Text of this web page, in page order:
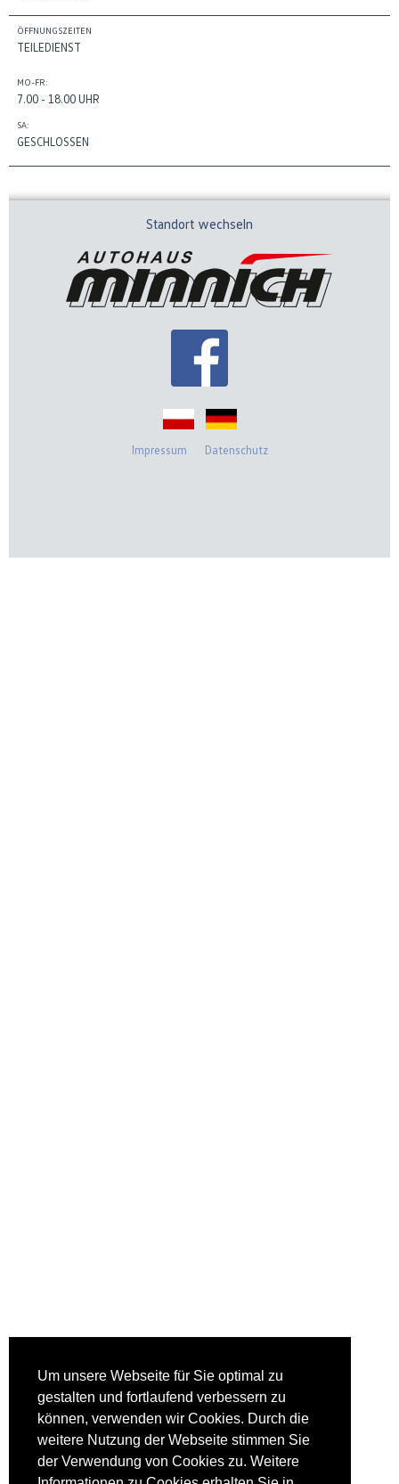
Um unsere Webseite für Sie optimal zu
gestalten und fortlaufend verbessern zu
können, verwenden wir Cookies. Durch die
weitere Nutzung der Webseite stimmen Sie
der Verwendung von Cookies zu. Weitere
ÖFFNUNGSZEITEN
TEILEDIENST
MO-FR:
7.00 - 18.00 UHR
SA:
GESCHLOSSEN
Standort wechseln
Impressum Datenschutz